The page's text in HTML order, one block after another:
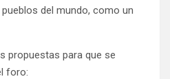
del mundo, como un
propuestas para que se
foro: